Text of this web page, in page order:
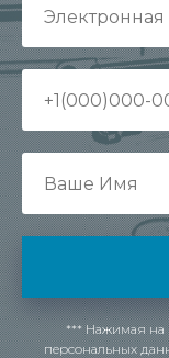
*** Нажимая на
персональных